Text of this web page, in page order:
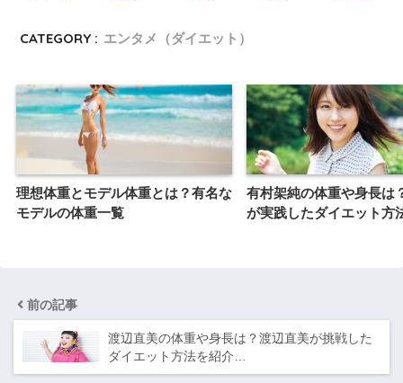
CATEGORY : エンタメ（ダイエット）
理想体重とモデル体重とは？有名な
モデルの体重一覧
有村架純の体重や身長は
が実践したダイエット方
前の記事
渡辺直美の体重や身長は？渡辺直美が挑戦した
ダイエット方法を紹介…